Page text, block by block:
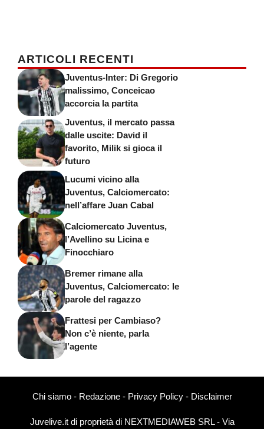
ARTICOLI RECENTI
Juventus-Inter: Di Gregorio
malissimo, Conceicao
accorcia la partita
Juventus, il mercato passa
dalle uscite: David il
favorito, Milik si gioca il
futuro
Lucumi vicino alla
Juventus, Calciomercato:
nell’affare Juan Cabal
Calciomercato Juventus,
l’Avellino su Licina e
Finocchiaro
Bremer rimane alla
Juventus, Calciomercato: le
parole del ragazzo
Frattesi per Cambiaso?
Non c’è niente, parla
l’agente
Chi siamo- Redazione- Privacy Policy- Disclaimer
Juvelive.it di proprietà di NEXTMEDIAWEB SRL - Via